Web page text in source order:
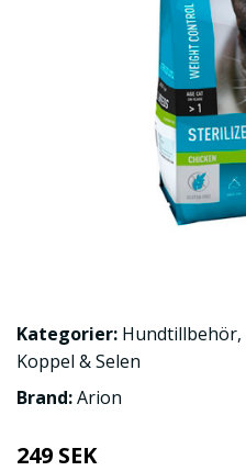
Kategorier: Hundtillbehör,
Koppel & Selen
Brand:Arion
249 SEK